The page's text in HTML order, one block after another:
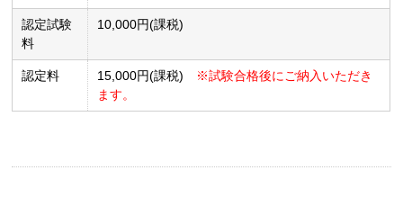
認定試験
料
10,000円(課税)
認定料 15,000円(課税) ※試験合格後にご納入いただき
ます。